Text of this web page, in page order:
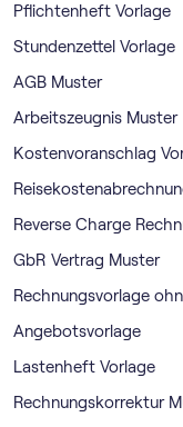
Pflichtenheft Vorlage
Stundenzettel Vorlage
AGB Muster
Arbeitszeugnis Muster
Kostenvoranschlag
Reverse Charge
GbR Vertrag Muster
Rechnungsvorlage
Angebotsvorlage
Lastenheft Vorlage
Rechnungskorrektur